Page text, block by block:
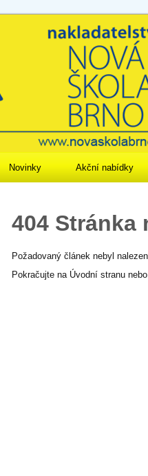
Novinky Akční nabídky
404 Stránka
Požadovaný článek nebyl
Pokračujte na Úvodní stranu